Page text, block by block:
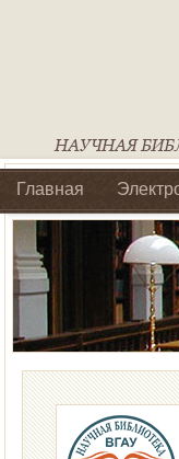
Главная
Библиотеки